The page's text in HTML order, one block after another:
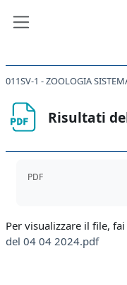
Risultati
PDF
Per visualizzare il file,
del 04 04 2024.pdf